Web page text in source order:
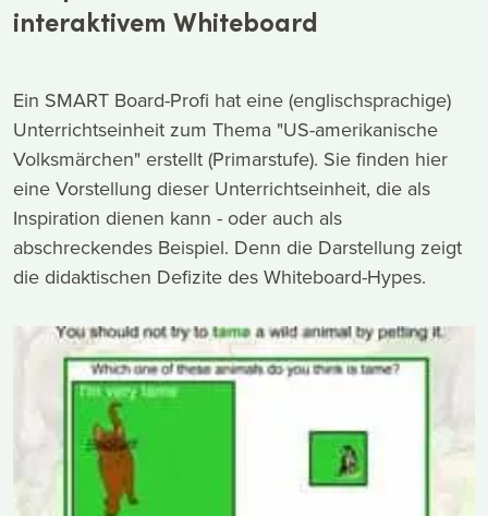
interaktivem Whiteboard
Ein SMART Board-Profi hat eine (englischsprachige)
Unterrichtseinheit zum Thema "US-amerikanische
Volksmärchen" erstellt (Primarstufe). Sie finden hier
eine Vorstellung dieser Unterrichtseinheit, die als
Inspiration dienen kann - oder auch als
abschreckendes Beispiel. Denn die Darstellung zeigt
die didaktischen Defizite des Whiteboard-Hypes.